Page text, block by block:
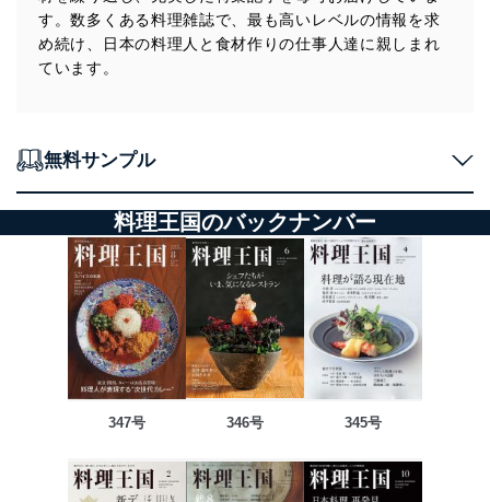
す。数多くある料理雑誌で、最も高いレベルの情報を求
め続け、日本の料理人と食材作りの仕事人達に親しまれ
ています。
無料サンプル
料理王国のバックナンバー
347号 346号 345号